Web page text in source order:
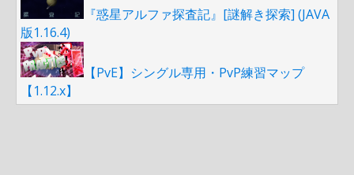
『惑星アルファ探査記』[謎解き探索] (JAVA
版1.16.4)
【PvE】シングル専用・PvP練習マップ
【1.12.x】